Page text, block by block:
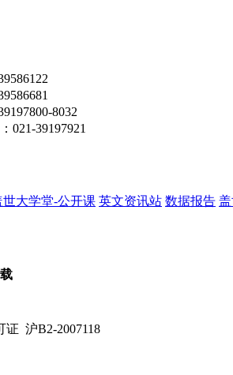
安世车规MOSFET驱动汽车热管理方案
10:45
民：新能源汽车热管理集成化路径：冷
天英：双间接热管理系统：开启高能效
10:40
8032
021-39197921
世大学堂-公开课 英文资讯站 数据报告
证 沪B2-2007118